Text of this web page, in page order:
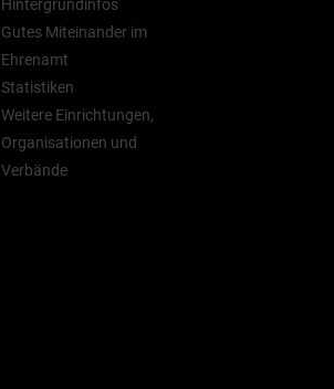
Hintergrundinfos
Gutes Miteinander im
Ehrenamt
Statistiken
Weitere Einrichtungen,
Organisationen und
Verbände